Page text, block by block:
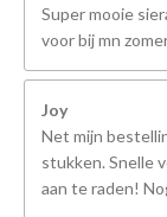
Super mooie
voor bij mn
Joy
Net mijn
stukken. Snelle
aan te raden!